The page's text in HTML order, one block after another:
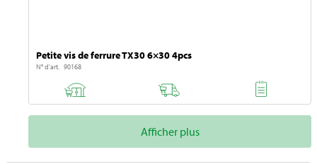
Petite vis de ferrure TX30 6×30 4pcs
N° d'art. 90168
Afficher plus